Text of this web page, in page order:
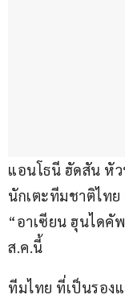
แอนโธนี ฮัดสัน หั
นักเตะทีมชาติไท
“อาเซียน ฮุนไดคั
ส.ค.นี้
ทีมไทย ที่เป็นรอง